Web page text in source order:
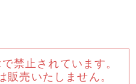
禁止されています。
販売いたしません。